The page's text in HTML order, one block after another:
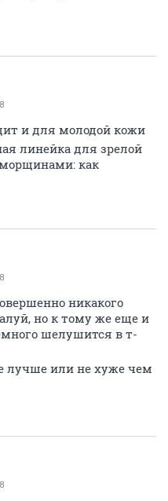
и для молодой кожи
линейка для зрелой
как
никакого
но к тому же еще и
шелушится в т-
лучше или не хуже чем